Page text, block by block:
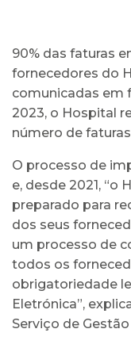
90% das faturas
fornecedores do
comunicadas em
2023, o Hospital
número de
O processo de
e, desde 2021, “o
preparado para
dos seus
um processo de
todos os
obrigatoriedade
Eletrónica”,
Serviço de